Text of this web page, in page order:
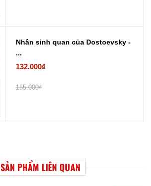
Nhân sinh quan của Dostoevsky -
...
132.000₫
165.000₫
SẢN PHẨM LIÊN QUAN